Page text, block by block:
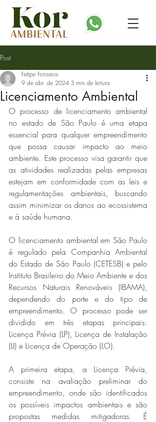
Post
Licenciamento Ambiental
Felipe Fonseca
9 de abr. de 2024 3 min de leitura
O processo de licenciamento ambiental
no estado de São Paulo é uma etapa
essencial para qualquer empreendimento
que possa causar impacto ao meio
ambiente. Este processo visa garantir que
as atividades realizadas pelas empresas
estejam em conformidade com as leis e
regulamentações ambientais, buscando
assim minimizar os danos ao ecossistema
e à saúde humana.
O licenciamento ambiental em São Paulo
é regulado pela Companhia Ambiental
do Estado de São Paulo (CETESB) e pelo
Instituto Brasileiro do Meio Ambiente e dos
Recursos Naturais Renováveis (IBAMA),
dependendo do porte e do tipo de
empreendimento. O processo pode ser
dividido em três etapas principais:
Licença Prévia (LP), Licença de Instalação
(LI) e Licença de Operação (LO).
A primeira etapa, a Licença Prévia,
consiste na avaliação preliminar do
empreendimento, onde são identificados
os possíveis impactos ambientais e são
propostas medidas mitigadoras. É